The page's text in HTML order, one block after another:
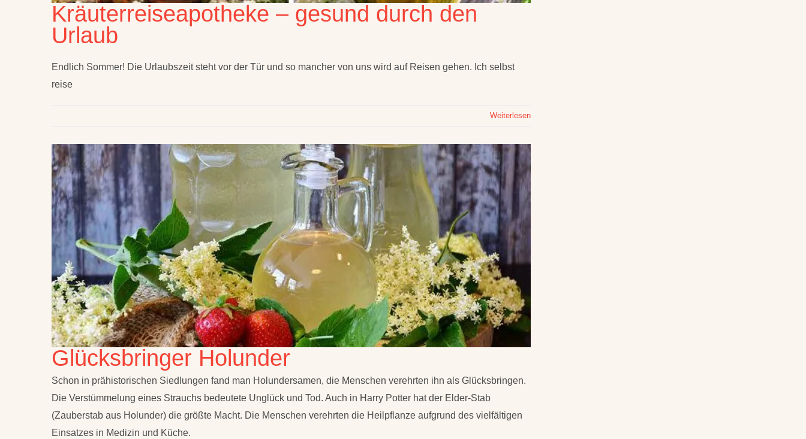
Kräuterreiseapotheke – gesund durch den
Urlaub
Endlich Sommer! Die Urlaubszeit steht vor der Tür und so mancher von uns wird auf Reisen gehen. Ich selbst
reise
Weiterlesen
Glücksbringer Holunder
Schon in prähistorischen Siedlungen fand man Holundersamen, die Menschen verehrten ihn als Glücksbringen.
Die Verstümmelung eines Strauchs bedeutete Unglück und Tod. Auch in Harry Potter hat der Elder-Stab
(Zauberstab aus Holunder) die größte Macht. Die Menschen verehrten die Heilpflanze aufgrund des vielfältigen
Einsatzes in Medizin und Küche.